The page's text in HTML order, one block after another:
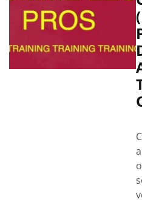
(épisode
8)
: